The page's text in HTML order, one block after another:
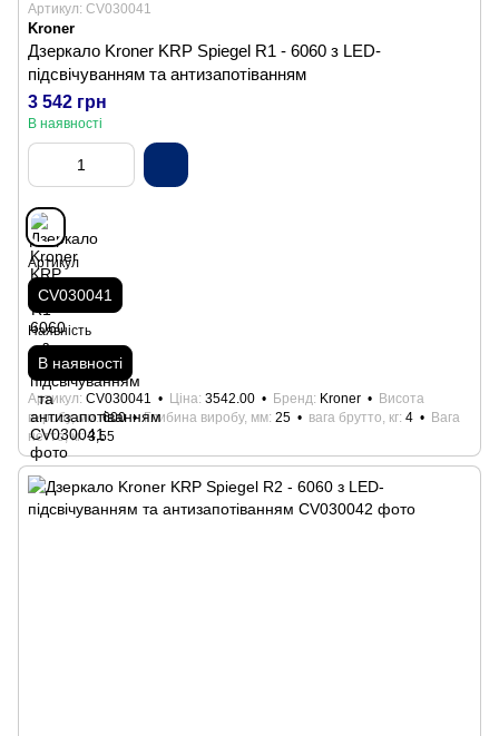
Артикул: CV030041
Kroner
Дзеркало Kroner KRP Spiegel R1 - 6060 з LED-
підсвічуванням та антизапотіванням
3 542 грн
В наявності
Артикул
CV030041
Наявність
В наявності
Артикул CV030041 Ціна 3542.00 Бренд Kroner
Висота
виробу, мм 600 Глибина виробу, мм 25 вага брутто, кг 4
Вага
нетто, кг 3,55